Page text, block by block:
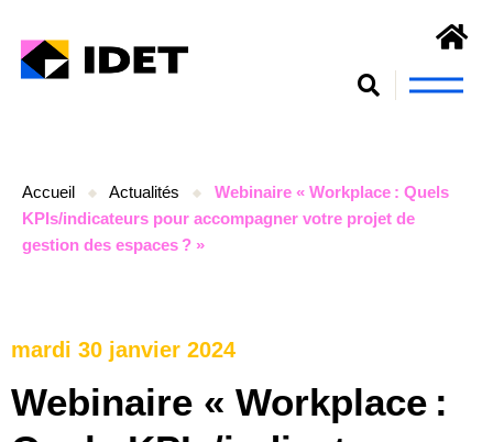
Accueil Actualités
Webinaire « Workplace : Quels
KPIs/indicateurs pour accompagner votre projet de
gestion des espaces ? »
mardi 30 janvier 2024
Webinaire « Workplace :